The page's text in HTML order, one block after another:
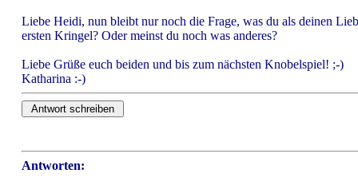
Liebe Heidi, nun bleibt nur noch die Frage, was du als deinen
ersten Kringel? Oder meinst du noch was anderes?
Liebe Grüße euch beiden und bis zum nächsten Knobelspiel! ;-)
Katharina :-)
Antworten: